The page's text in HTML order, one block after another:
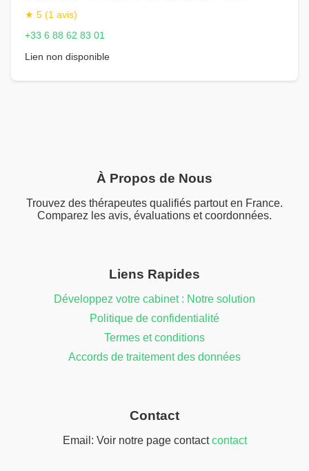
★ 5 (1 avis)
+33 6 88 62 83 01
Lien non disponible
À Propos de Nous
Trouvez des thérapeutes qualifiés partout en France.
Comparez les avis, évaluations et coordonnées.
Liens Rapides
Développez votre cabinet : Notre solution
Politique de confidentialité
Termes et conditions
Accords de traitement des données
Contact
Email: Voir notre page contactcontact